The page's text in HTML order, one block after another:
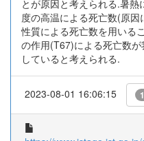
とが原因と考えられる.暑
度の高温による死亡数(原
性質による死亡数を用いる
の作用(T67)による死亡数
していると考えられる.
2023-08-01 16:06:15